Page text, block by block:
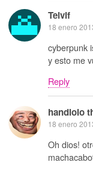
Telvif
18 enero
cyberpunk
y esto me
Reply
handlolo
18 enero
Oh dios!